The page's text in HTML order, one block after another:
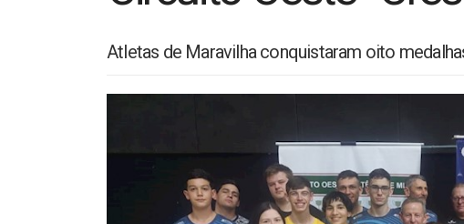
Atletas de Maravilha conquistaram oito